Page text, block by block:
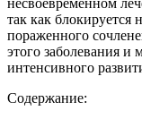
так как
пораженного
этого заболевания и
интенсивного
Содержание: